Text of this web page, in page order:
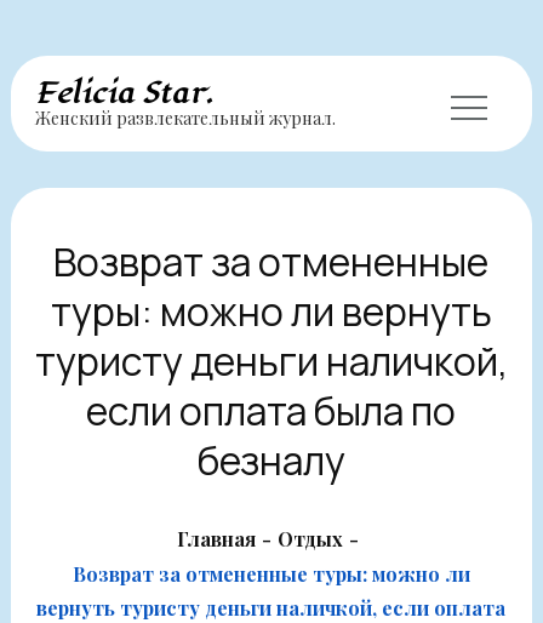
Перейти
содержимому
Felicia Star.
Женский развлекательный журнал.
Возврат за отмененные
туры: можно ли вернуть
туристу деньги наличкой,
если оплата была по
безналу
Главная
Отдых
Возврат за отмененные туры: можно ли
вернуть туристу деньги наличкой, если оплата